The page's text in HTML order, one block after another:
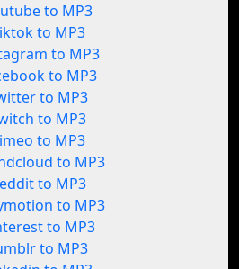
to MP3
to MP3
to MP3
to MP3
to MP3
to MP3
to MP3
to MP3
to MP3
to MP3
to MP3
to MP3